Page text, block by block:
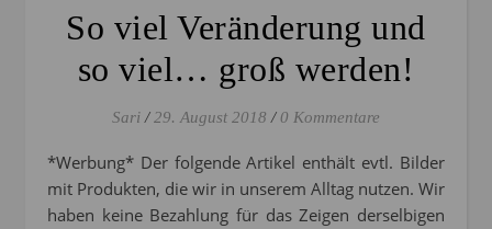
So viel Veränderung und
so viel… groß werden!
Sari / 29. August 2018 / 0 Kommentare
*Werbung* Der folgende Artikel enthält evtl. Bilder
mit Produkten, die wir in unserem Alltag nutzen. Wir
haben keine Bezahlung für das Zeigen derselbigen